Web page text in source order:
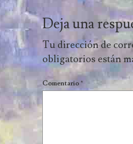
Deja una
Tu dirección de
obligatorios están
Comentario*